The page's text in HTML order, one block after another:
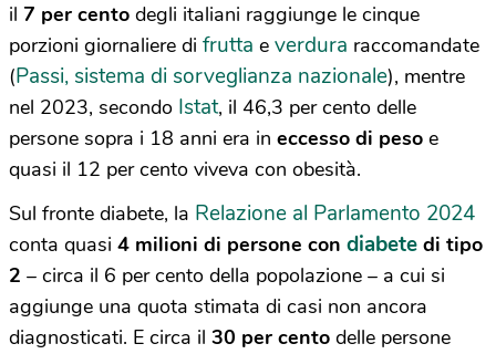
il 7 per cento degli italiani raggiunge le cinque
porzioni giornaliere di frutta e verdura raccomandate
(Passi, sistema di sorveglianza nazionale), mentre
nel 2023, secondo Istat, il 46,3 per cento delle
persone sopra i 18 anni era in eccesso di peso e
quasi il 12 per cento viveva con obesità.
Sul fronte diabete, la Relazione al Parlamento 2024
conta quasi 4 milioni di persone con diabete di tipo
2 – circa il 6 per cento della popolazione – a cui si
aggiunge una quota stimata di casi non ancora
diagnosticati. E circa il 30 per cento delle persone